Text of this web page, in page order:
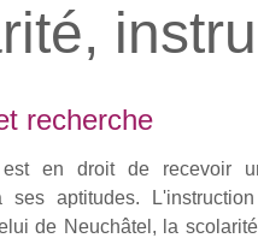
recherche
est en droit de recevoir
ses aptitudes.
de Neuchâtel, la